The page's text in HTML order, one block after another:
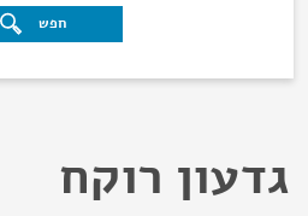
חפש
גדעון רוקח